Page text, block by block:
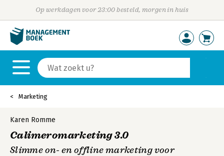
Op werkdagen voor 23:00 besteld, morgen in huis
Marketing
Karen Romme
Calimeromarketing 3.0
Slimme on- en offline marketing voor